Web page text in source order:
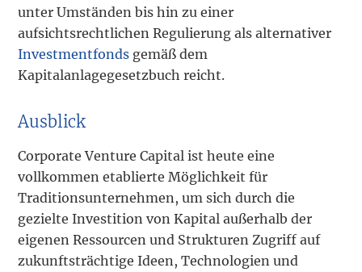
unter Umständen bis hin zu einer
aufsichtsrechtlichen Regulierung als alternativer
Investmentfonds gemäß dem
Kapitalanlagegesetzbuch reicht.
Ausblick
Corporate Venture Capital ist heute eine
vollkommen etablierte Möglichkeit für
Traditionsunternehmen, um sich durch die
gezielte Investition von Kapital außerhalb der
eigenen Ressourcen und Strukturen Zugriff auf
zukunftsträchtige Ideen, Technologien und